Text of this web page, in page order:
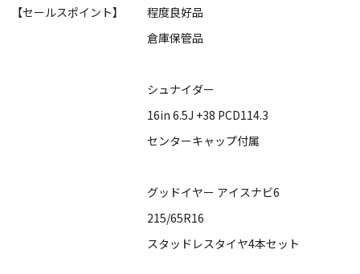
【セールスポイント】
程度良好品
倉庫保管品
シュナイダー
16in 6.5J +38 PCD114.3
センターキャップ付属
グッドイヤー アイスナビ6
215/65R16
スタッドレスタイヤ4本セット